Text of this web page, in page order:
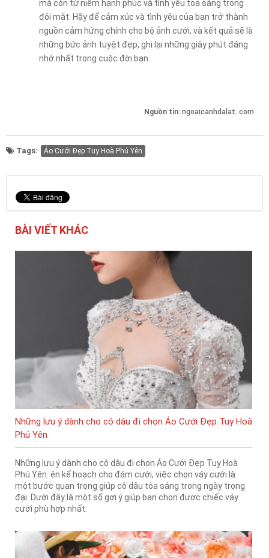
mà còn từ niềm hạnh phúc và tình yêu tỏa sáng trong
đôi mắt. Hãy để cảm xúc và tình yêu của bạn trở thành
nguồn cảm hứng chính cho bộ ảnh cưới, và kết quả sẽ là
những bức ảnh tuyệt đẹp, ghi lại những giây phút đáng
nhớ nhất trong cuộc đời bạn.
Nguồn tin: ngoaicanhdalat. com
Tags: Áo Cưới Đẹp Tuy Hoà Phú Yên
BÀI VIẾT KHÁC
Những lưu ý dành cho cô dâu đi chọn Áo Cưới Đẹp Tuy Hoà
Phú Yên
Những lưu ý dành cho cô dâu đi chọn Áo Cưới Đẹp Tuy Hoà
Phú Yên. ên kế hoạch cho đám cưới, việc chọn váy cưới là
một bước quan trọng giúp cô dâu tỏa sáng trong ngày trọng
đại. Dưới đây là một số gợi ý giúp bạn chọn được chiếc váy
cưới phù hợp nhất.